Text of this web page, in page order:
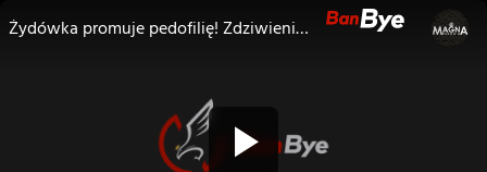
Żydówka promuje pedofilię! Zdziwieni? P. Holocher i R. Patlewicz NA ŻYWO